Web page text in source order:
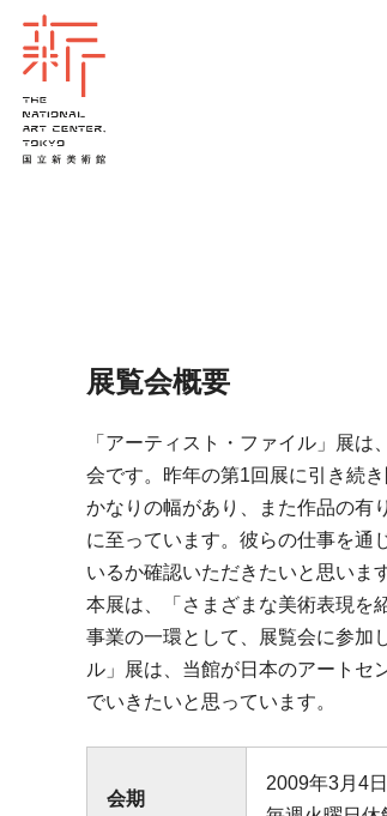
展覧会概要
「アーティスト・ファイル」展
会です。昨年の第1回展に引き続
かなりの幅があり、また作品の有
に至っています。彼らの仕事を通
いるか確認いただきたいと思いま
本展は、「さまざまな美術表現を
事業の一環として、展覧会に参加
ル」展は、当館が日本のアートセ
でいきたいと思っています。
会期
2009年3月4